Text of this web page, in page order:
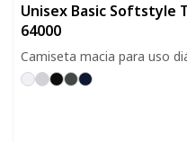
Unisex Basic Softstyle
64000
Camiseta macia para uso